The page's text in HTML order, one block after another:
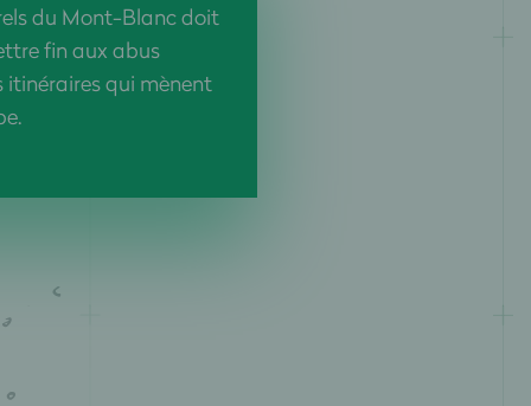
du Mont-Blanc doit
fin aux abus
itinéraires qui mènent